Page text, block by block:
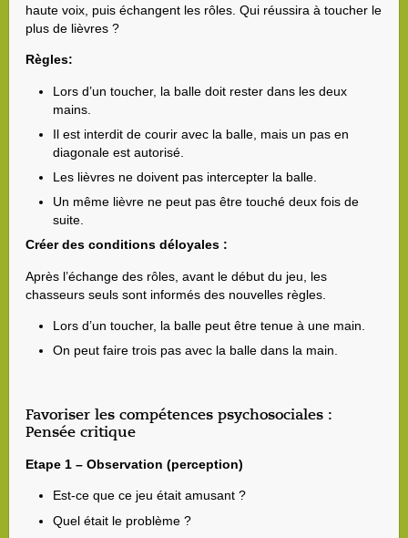
haute voix, puis échangent les rôles. Qui réussira à toucher le
plus de lièvres ?
Règles:
Lors d’un toucher, la balle doit rester dans les deux
mains.
Il est interdit de courir avec la balle, mais un pas en
diagonale est autorisé.
Les lièvres ne doivent pas intercepter la balle.
Un même lièvre ne peut pas être touché deux fois de
suite.
Créer des conditions déloyales :
Après l’échange des rôles, avant le début du jeu, les
chasseurs seuls sont informés des nouvelles règles.
Lors d’un toucher, la balle peut être tenue à une main.
On peut faire trois pas avec la balle dans la main.
Favoriser les compétences psychosociales :
Pensée critique
Etape 1 – Observation (perception)
Est-ce que ce jeu était amusant ?
Quel était le problème ?